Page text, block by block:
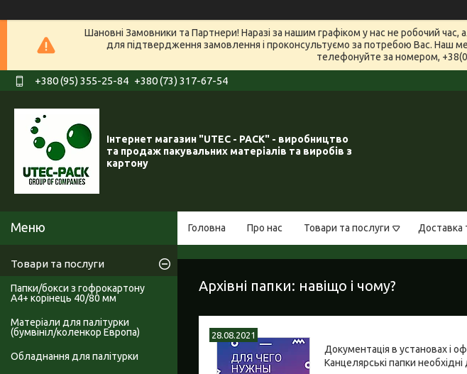
Шановні Замовники та Партнери! Наразі за нашим графіком у нас не робочий
для підтвердження замовлення і проконсультуємо за потребою Вас. Наш
телефонуйте за номером,
+380 (95) 355-25-84 +380 (73) 317-67-54
Інтернет магазин "UTEC - PACK" - виробництво
та продаж пакувальних матеріалів та виробів з
картону
Головна Про нас Товари та послуги Доставка
Архівні папки: навіщо і чому?
28.08.2021
Документація в установах і
Канцелярські папки
Товари та послуги
Папки/бокси з гофрокартону
А4+ корінець 40/80 мм
Матеріали для палітурки
(бумвініл/коленкор Европа)
Обладнання для палітурки